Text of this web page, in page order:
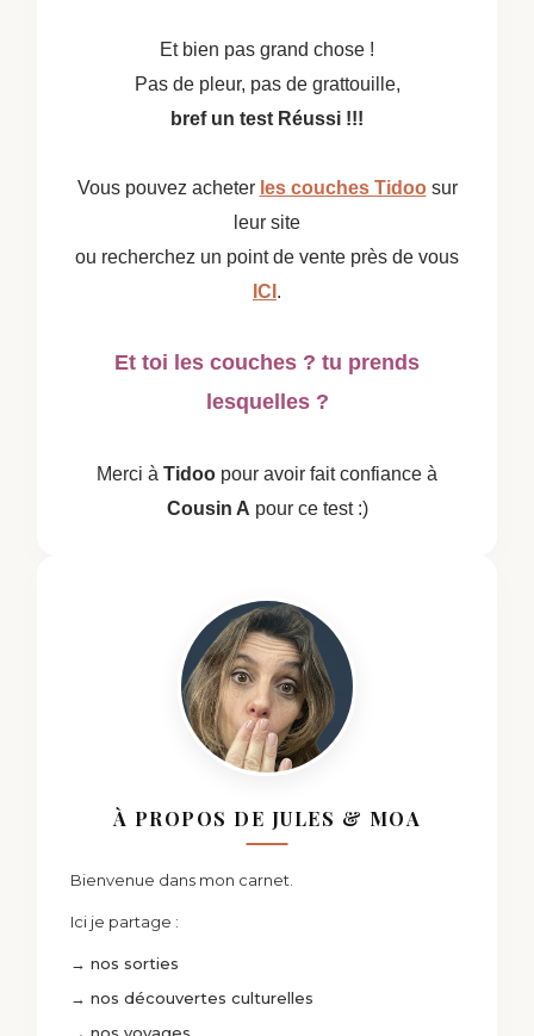
Et bien pas grand chose !
Pas de pleur, pas de grattouille,
bref un test Réussi !!!
Vous pouvez acheter les couches Tidoosur
leur site
ou recherchez un point de vente près de vous
ICI .
Et toi les couches ? tu prends
lesquelles ?
Merci à Tidoo pour avoir fait confiance à
Cousin A pour ce test :)
À PROPOS DE JULES & MOA
Bienvenue dans mon carnet.
Ici je partage :
→ nos sorties
→ nos découvertes culturelles